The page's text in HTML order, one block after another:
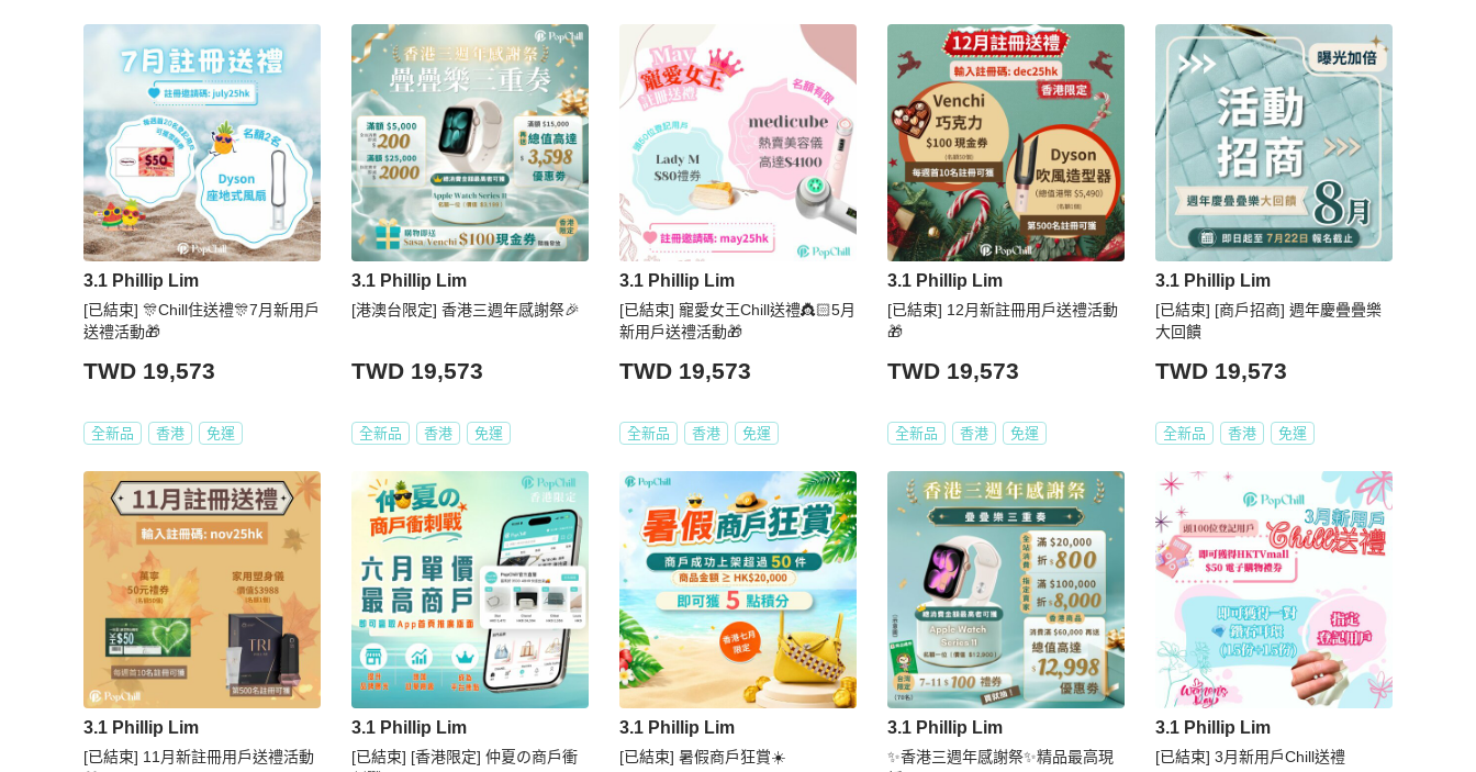
3.1 Phillip Lim
[已結束] 🎊Chill住送禮🎊7月新用戶
送禮活動🎁
TWD 19,573
全新品 香港 免運
3.1 Phillip Lim
[港澳台限定] 香港三週年感謝祭🎉
TWD 19,573
全新品 香港 免運
3.1 Phillip Lim
[已結束] 寵愛女王Chill送禮👸🏻5月
新用戶送禮活動🎁
TWD 19,573
全新品 香港 免運
3.1 Phillip Lim
[已結束] 12月新註冊用戶送禮活動
🎁
TWD 19,573
全新品 香港 免運
3.1 Phillip Lim
[已結束] [商戶招商] 週年慶疊疊樂
大回饋
TWD 19,573
全新品 香港 免運
3.1 Phillip Lim
[已結束] 11月新註冊用戶送禮活動
3.1 Phillip Lim
[已結束] [香港限定] 仲夏の商戶衝
3.1 Phillip Lim
[已結束] 暑假商戶狂賞☀️
3.1 Phillip Lim
✨香港三週年感謝祭✨精品最高現
3.1 Phillip Lim
[已結束] 3月新用戶Chill送禮